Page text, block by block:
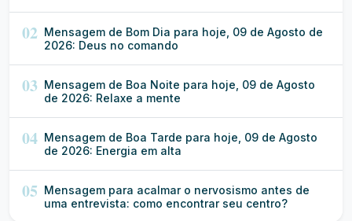
02 Mensagem de Bom Dia para hoje, 09 de Agosto de
2026: Deus no comando
03 Mensagem de Boa Noite para hoje, 09 de Agosto
de 2026: Relaxe a mente
04 Mensagem de Boa Tarde para hoje, 09 de Agosto
de 2026: Energia em alta
05 Mensagem para acalmar o nervosismo antes de
uma entrevista: como encontrar seu centro?